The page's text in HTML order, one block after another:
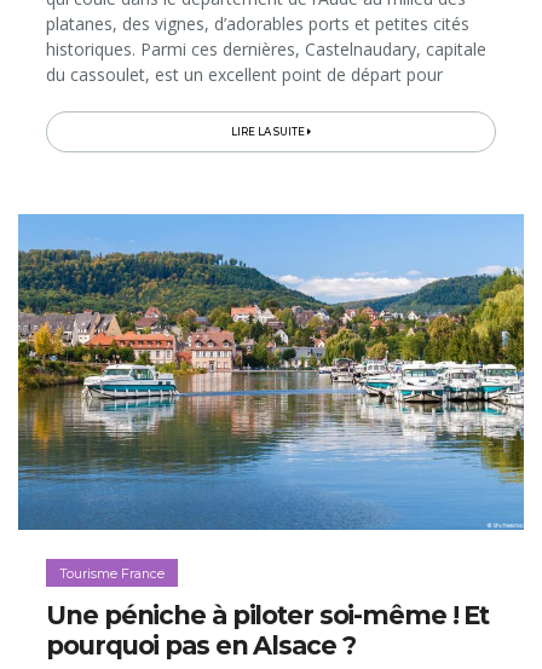
platanes, des vignes, d’adorables ports et petites cités
historiques. Parmi ces dernières, Castelnaudary, capitale
du cassoulet, est un excellent point de départ pour
LIRE LA SUITE
Tourisme France
Une péniche à piloter soi-même ! Et
pourquoi pas en Alsace ?